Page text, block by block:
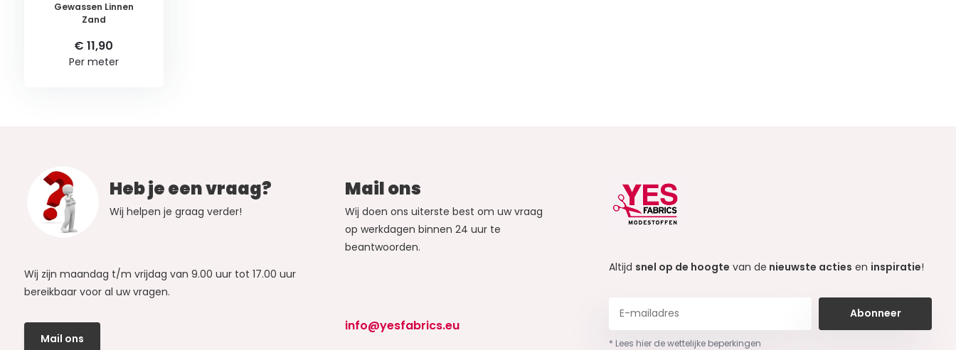
Gewassen Linnen
Zand
€ 11,90
Per meter
Heb je een vraag?
Wij helpen je graag verder!
Wij zijn maandag t/m vrijdag van 9.00 uur tot 17.00 uur
bereikbaar voor al uw vragen.
Mail ons
Mail ons
Wij doen ons uiterste best om uw vraag
op werkdagen binnen 24 uur te
beantwoorden.
info@yesfabrics.eu
Altijd snel op de hoogte van de nieuwste acties en inspiratie!
Abonneer
* Lees hier de wettelijke beperkingen